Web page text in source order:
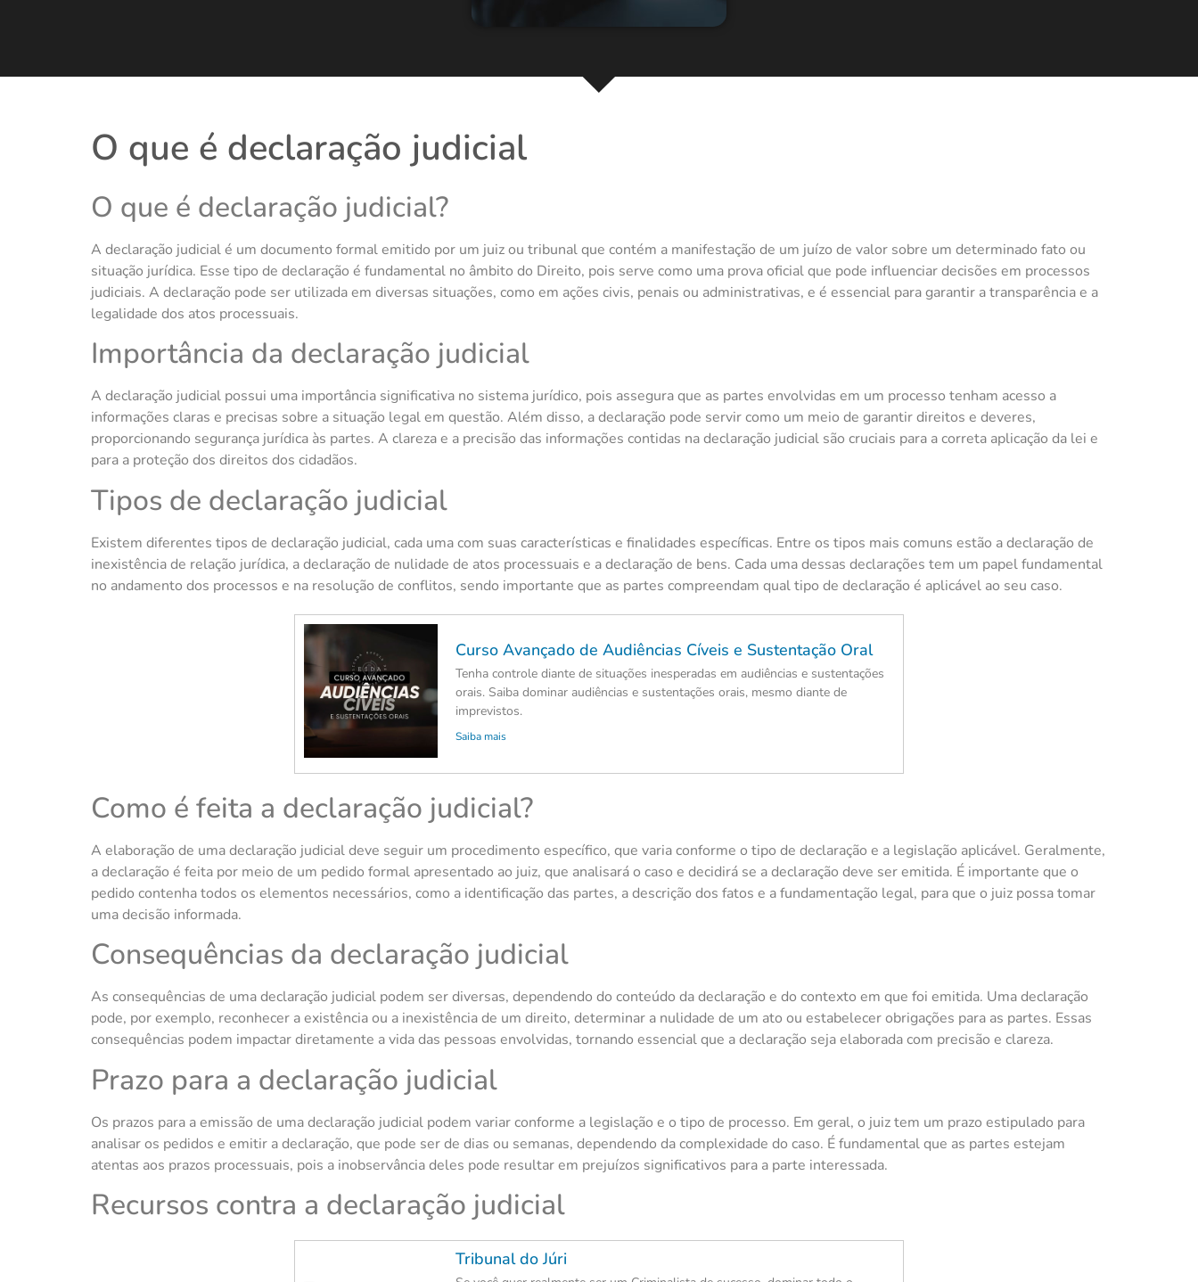
O que é declaração judicial
O que é declaração judicial?
A declaração judicial é um documento formal emitido por um juiz ou tribunal que contém a manifestação de um juízo de valor sobre um determinado fato ou
situação jurídica. Esse tipo de declaração é fundamental no âmbito do Direito, pois serve como uma prova oficial que pode influenciar decisões em processos
judiciais. A declaração pode ser utilizada em diversas situações, como em ações civis, penais ou administrativas, e é essencial para garantir a transparência e a
legalidade dos atos processuais.
Importância da declaração judicial
A declaração judicial possui uma importância significativa no sistema jurídico, pois assegura que as partes envolvidas em um processo tenham acesso a
informações claras e precisas sobre a situação legal em questão. Além disso, a declaração pode servir como um meio de garantir direitos e deveres,
proporcionando segurança jurídica às partes. A clareza e a precisão das informações contidas na declaração judicial são cruciais para a correta aplicação da lei e
para a proteção dos direitos dos cidadãos.
Tipos de declaração judicial
Existem diferentes tipos de declaração judicial, cada uma com suas características e finalidades específicas. Entre os tipos mais comuns estão a declaração de
inexistência de relação jurídica, a declaração de nulidade de atos processuais e a declaração de bens. Cada uma dessas declarações tem um papel fundamental
no andamento dos processos e na resolução de conflitos, sendo importante que as partes compreendam qual tipo de declaração é aplicável ao seu caso.
Curso Avançado de Audiências Cíveis e Sustentação Oral
Tenha controle diante de situações inesperadas em audiências e sustentações
orais. Saiba dominar audiências e sustentações orais, mesmo diante de
imprevistos.
Saiba mais
Como é feita a declaração judicial?
A elaboração de uma declaração judicial deve seguir um procedimento específico, que varia conforme o tipo de declaração e a legislação aplicável. Geralmente,
a declaração é feita por meio de um pedido formal apresentado ao juiz, que analisará o caso e decidirá se a declaração deve ser emitida. É importante que o
pedido contenha todos os elementos necessários, como a identificação das partes, a descrição dos fatos e a fundamentação legal, para que o juiz possa tomar
uma decisão informada.
Consequências da declaração judicial
As consequências de uma declaração judicial podem ser diversas, dependendo do conteúdo da declaração e do contexto em que foi emitida. Uma declaração
pode, por exemplo, reconhecer a existência ou a inexistência de um direito, determinar a nulidade de um ato ou estabelecer obrigações para as partes. Essas
consequências podem impactar diretamente a vida das pessoas envolvidas, tornando essencial que a declaração seja elaborada com precisão e clareza.
Prazo para a declaração judicial
Os prazos para a emissão de uma declaração judicial podem variar conforme a legislação e o tipo de processo. Em geral, o juiz tem um prazo estipulado para
analisar os pedidos e emitir a declaração, que pode ser de dias ou semanas, dependendo da complexidade do caso. É fundamental que as partes estejam
atentas aos prazos processuais, pois a inobservância deles pode resultar em prejuízos significativos para a parte interessada.
Recursos contra a declaração judicial
Tribunal do Júri